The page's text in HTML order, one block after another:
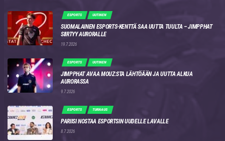
ESPORTS UUTINEN
SUOMALAINEN ESPORTS-KENTTÄ SAA UUTTA TUULTA – JIMPPHAT
SIIRTYY AURORALLE
19.7.2026
ESPORTS UUTINEN
JIMPPHAT AVAA MOUZ:STA LÄHTÖÄÄN JA UUTTA ALKUA
AURORASSA
9.7.2026
ESPORTS TURNAUS
PARIISI NOSTAA ESPORTSIN UUDELLE LAVALLE
8.7.2026